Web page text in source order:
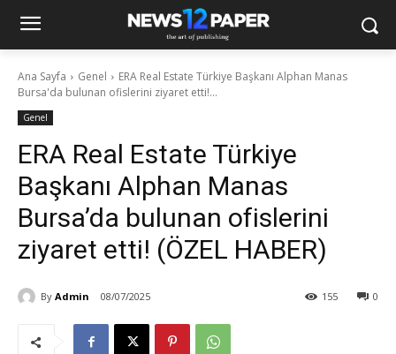
Ana Sayfa Genel
ERA Real Estate Türkiye Başkanı Alphan Manas
Bursa'da bulunan ofislerini ziyaret etti!...
Genel
ERA Real Estate Türkiye
Başkanı Alphan Manas
Bursa’da bulunan ofislerini
ziyaret etti! (ÖZEL HABER)
By Admin 08/07/2025 0
155